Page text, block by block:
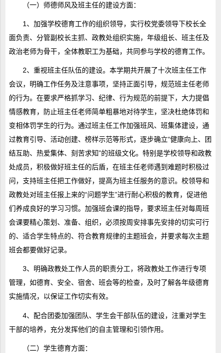
（一）师德师风及班主任的建设方面：
1、加强学校德育工作的组织领导，实行校党委领导下校长全
面负责、分管副校长主抓、政教处组织实施，年级组长、班主任及
政治老师为骨干，全体教职工为基础，共同参与学校的德育工作。
2、重视班主任队伍的建设。本学期共开展了十次班主任工作
会议，明确工作任务及注意事项，坚持正面引导，规范班主任老师
的行为。在要求严格抓学习、纪律、行为规范的前提下，大力提倡
情感教育，防止班主任老师简单粗暴地对待学生，坚决杜绝体罚和
变相体罚学生的行为。通过班主任工作加强班风、班集体建设，通
过教育引导、活动创建、榜样示范等形式，逐步确立“健康向上、团
结互助、热爱集体、刻苦求知”的班级文化。特别是学校领导和政教
处成员，积极做好班主任的后盾，在班主任老师遇到难题时积极过
问，支持班主任把工作做好，提高为班主任服务的意识。校领导和
政教处对班主任报上来的“问题学生”进行耐心积极的教育，促进他
们养成良好的学习习惯。加强班会课的指导，要求班主任对每周班
会课要精心策划、准备、组织，必须按周安排事先安排的切实可行
的、适合学生特点的、符合教育规律的主题班会，并要求每次主题
班会都要做好记录。
3、明确政教处工作人员的职责分工，将政教处工作进行专项
管理，如德育、安全、宿舍、班会等的检查，及时了解各年级德育
实施情况，以保证工作切实有效。
4、配合团委加强团队、学生会干部队伍的建设，注重对学生
干部的培养，充分发挥他们的自主管理和引领作用。
（二）学生德育方面：